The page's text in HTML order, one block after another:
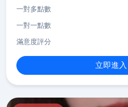
一對多點數
一對一點數
滿意度評分
立即進入